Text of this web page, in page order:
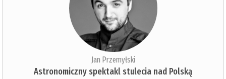
Jan Przemyłski
Astronomiczny spektakl stulecia nad Polską